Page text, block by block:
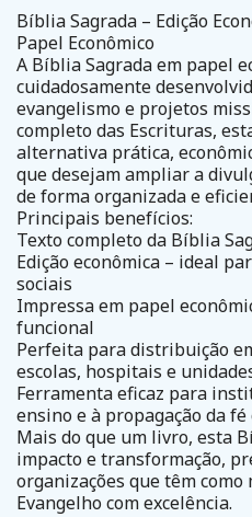
Bíblia Sagrada – Edição
Papel Econômico
A Bíblia Sagrada em papel
cuidadosamente
evangelismo e projetos
completo das Escrituras,
alternativa prática,
que desejam ampliar a
de forma organizada e
Principais benefícios:
Texto completo da Bíblia
Edição econômica – ideal
sociais
Impressa em papel
funcional
Perfeita para distribuição
escolas, hospitais e
Ferramenta eficaz para
ensino e à propagação da
Mais do que um livro, esta
impacto e transformação,
organizações que têm
Evangelho com excelência.